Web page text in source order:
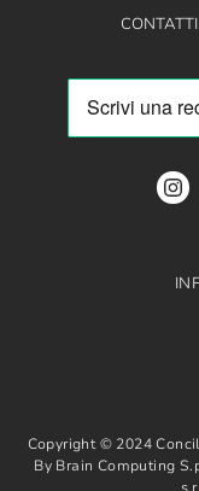
CONTATTI
Copyright © 2024
By Brain Computing